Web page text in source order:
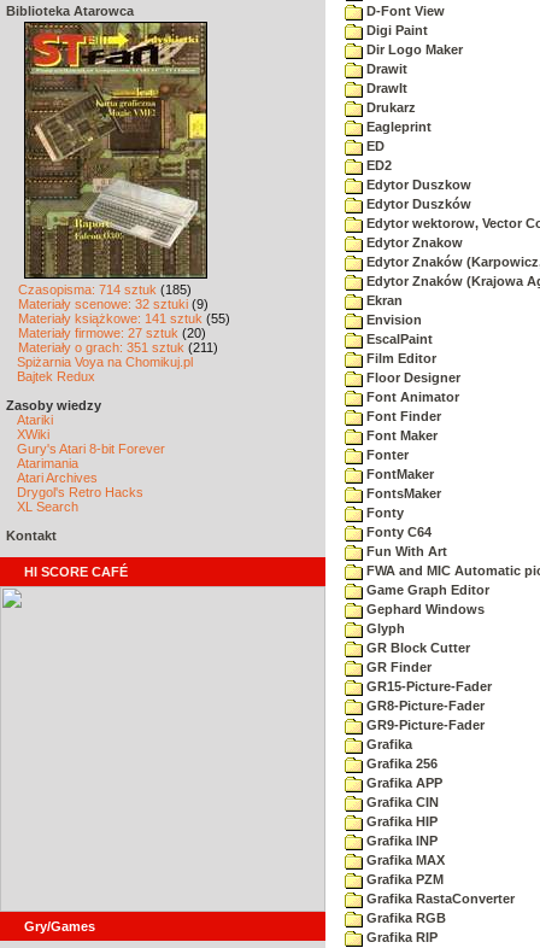
Biblioteka Atarowca
Czasopisma: 714 sztuk (185)
Materiały scenowe: 32 sztuki (9)
Materiały książkowe: 141 sztuk (55)
Materiały firmowe: 27 sztuk (20)
Materiały o grach: 351 sztuk (211)
Spiżarnia Voya na Chomikuj.pl
Bajtek Redux
Zasoby wiedzy
Atariki
XWiki
Gury's Atari 8-bit Forever
Atarimania
Atari Archives
Drygol's Retro Hacks
XL Search
Kontakt
HI SCORE CAFÉ
Gry/Games
D-Font View
Digi Paint
Dir Logo Maker
Drawit
DrawIt
Drukarz
Eagleprint
ED
ED2
Edytor Duszkow
Edytor Duszków
Edytor wektorow, Vector
Edytor Znakow
Edytor Znaków
Edytor Znaków (Krajowa
Ekran
Envision
EscalPaint
Film Editor
Floor Designer
Font Animator
Font Finder
Font Maker
Fonter
FontMaker
FontsMaker
Fonty
Fonty C64
Fun With Art
FWA and MIC Automatic
Game Graph Editor
Gephard Windows
Glyph
GR Block Cutter
GR Finder
GR15-Picture-Fader
GR8-Picture-Fader
GR9-Picture-Fader
Grafika
Grafika 256
Grafika APP
Grafika CIN
Grafika HIP
Grafika INP
Grafika MAX
Grafika PZM
Grafika RastaConverter
Grafika RGB
Grafika RIP